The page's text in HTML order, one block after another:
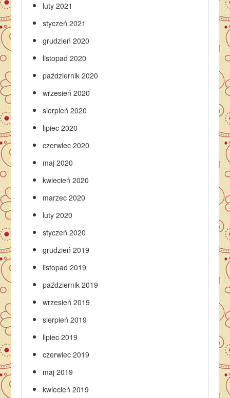
luty 2021
styczeń 2021
grudzień 2020
listopad 2020
październik 2020
wrzesień 2020
sierpień 2020
lipiec 2020
czerwiec 2020
maj 2020
kwiecień 2020
marzec 2020
luty 2020
styczeń 2020
grudzień 2019
listopad 2019
październik 2019
wrzesień 2019
sierpień 2019
lipiec 2019
czerwiec 2019
maj 2019
kwiecień 2019